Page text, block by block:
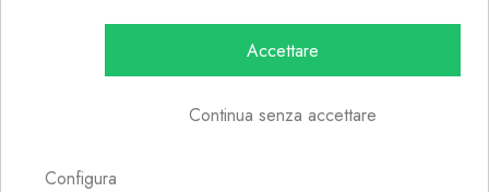
Accettare
Continua senza accettare
Configura